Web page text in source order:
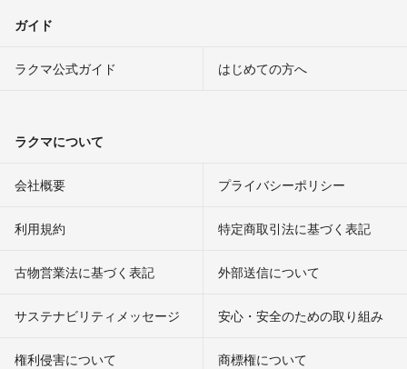
ガイド
ラクマ公式ガイド はじめての方へ
ラクマについて
会社概要 プライバシーポリシー
利用規約 特定商取引法に基づく表記
古物営業法に基づく表記 外部送信について
サステナビリティメッセージ 安心・安全のための取り組み
権利侵害について
商標権について